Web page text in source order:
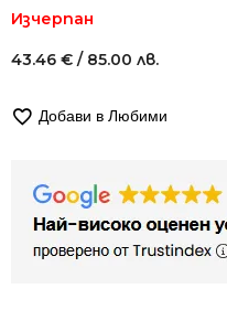
Изчерпан
43.46 € / 85.00 лв.
Добави в Любими